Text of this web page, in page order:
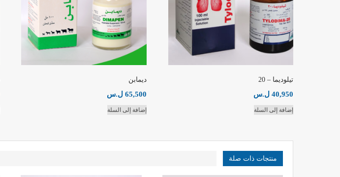
تيلوديما – 20
40,950 ل.س
إضافة إلى السلة
ديمابن
65,500 ل.س
إضافة إلى السلة
منتجات ذات صلة